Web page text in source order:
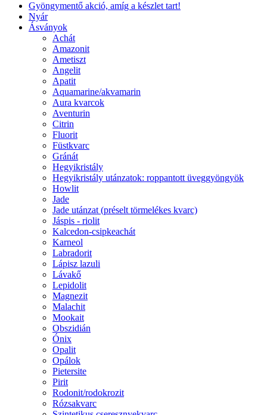
Gyöngymentő akció, amíg a készlet tart!
Nyár
Ásványok
Achát
Amazonit
Ametiszt
Angelit
Apatit
Aquamarine/akvamarin
Aura kvarcok
Aventurin
Citrin
Fluorit
Füstkvarc
Gránát
Hegyikristály
Hegyikristály utánzatok: roppantott üveggyöngyök
Howlit
Jade
Jade utánzat (préselt törmelékes kvarc)
Jáspis - riolit
Kalcedon-csipkeachát
Karneol
Labradorit
Lápisz lazuli
Lávakő
Lepidolit
Magnezit
Malachit
Mookait
Obszidián
Ónix
Opalit
Opálok
Pietersite
Pirit
Rodonit/rodokrozit
Rózsakvarc